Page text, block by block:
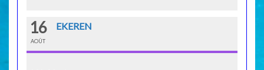
16
AOÛT
EKEREN